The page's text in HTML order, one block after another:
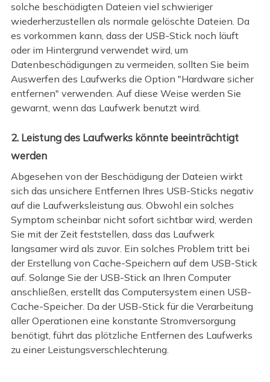
solche beschädigten Dateien viel schwieriger
wiederherzustellen als normale gelöschte Dateien. Da
es vorkommen kann, dass der USB-Stick noch läuft
oder im Hintergrund verwendet wird, um
Datenbeschädigungen zu vermeiden, sollten Sie beim
Auswerfen des Laufwerks die Option "Hardware sicher
entfernen" verwenden. Auf diese Weise werden Sie
gewarnt, wenn das Laufwerk benutzt wird.
2. Leistung des Laufwerks könnte beeinträchtigt
werden
Abgesehen von der Beschädigung der Dateien wirkt
sich das unsichere Entfernen Ihres USB-Sticks negativ
auf die Laufwerksleistung aus. Obwohl ein solches
Symptom scheinbar nicht sofort sichtbar wird, werden
Sie mit der Zeit feststellen, dass das Laufwerk
langsamer wird als zuvor. Ein solches Problem tritt bei
der Erstellung von Cache-Speichern auf dem USB-Stick
auf. Solange Sie der USB-Stick an Ihren Computer
anschließen, erstellt das Computersystem einen USB-
Cache-Speicher. Da der USB-Stick für die Verarbeitung
aller Operationen eine konstante Stromversorgung
benötigt, führt das plötzliche Entfernen des Laufwerks
zu einer Leistungsverschlechterung.